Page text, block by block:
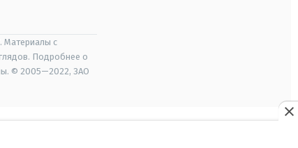
Материалы с
Подробнее о
© 2005—2022, ЗАО